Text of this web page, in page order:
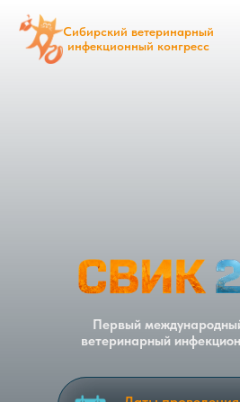
Сибирский ветеринарный
инфекционный конгресс
Первый
ветеринарный